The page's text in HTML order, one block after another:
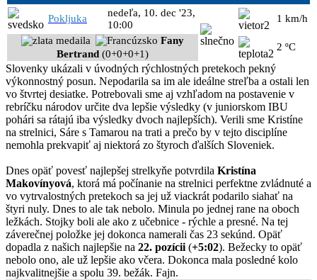
Pokljuka
nedeľa, 10. dec '23,
10:00
1 km/h
Fany
Bertrand (0+0+0+1)
2 ºC
Slovenky ukázali v úvodných rýchlostných pretekoch pekný
výkonnostný posun. Nepodarila sa im ale ideálne streľba a ostali len
vo štvrtej desiatke. Potrebovali sme aj vzhľadom na postavenie v
rebríčku národov určite dva lepšie výsledky (v juniorskom IBU
pohári sa rátajú iba výsledky dvoch najlepších). Verili sme Kristíne
na strelnici, Sáre s Tamarou na trati a prečo by v tejto disciplíne
nemohla prekvapiť aj niektorá zo štyroch ďalších Sloveniek.
Dnes opäť povesť najlepšej strelkyňe potvrdila Kristína
Makovínyová, ktorá má počínanie na strelnici perfektne zvládnuté a
vo vytrvalostných pretekoch sa jej už viackrát podarilo siahať na
štyri nuly. Dnes to ale tak nebolo. Minula po jednej rane na oboch
ležkách. Stojky boli ale ako z učebnice - rýchle a presné. Na tej
záverečnej položke jej dokonca namerali čas 23 sekúnd. Opäť
dopadla z našich najlepšie na 22. pozícii (+5:02). Bežecky to opäť
nebolo ono, ale už lepšie ako včera. Dokonca mala posledné kolo
najkvalitnejšie a spolu 39. bežák. Fajn.